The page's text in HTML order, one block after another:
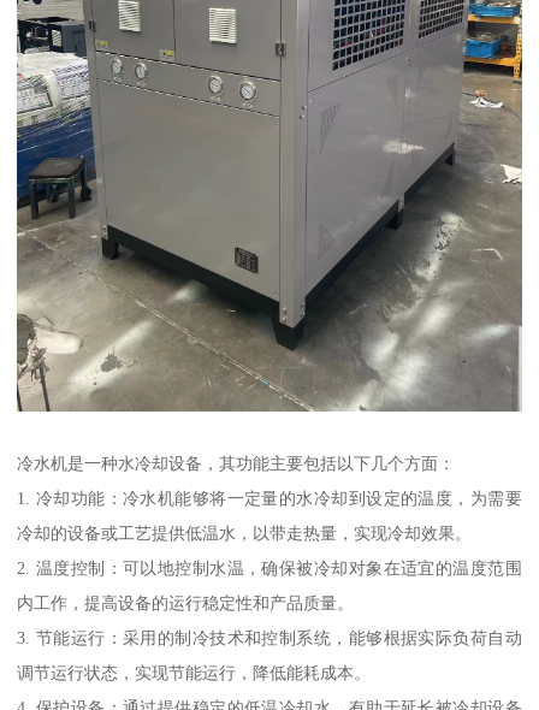
冷水机是一种水冷却设备，其功能主要包括以下几个方面：
1. 冷却功能：冷水机能够将一定量的水冷却到设定的温度，为需要
冷却的设备或工艺提供低温水，以带走热量，实现冷却效果。
2. 温度控制：可以地控制水温，确保被冷却对象在适宜的温度范围
内工作，提高设备的运行稳定性和产品质量。
3. 节能运行：采用的制冷技术和控制系统，能够根据实际负荷自动
调节运行状态，实现节能运行，降低能耗成本。